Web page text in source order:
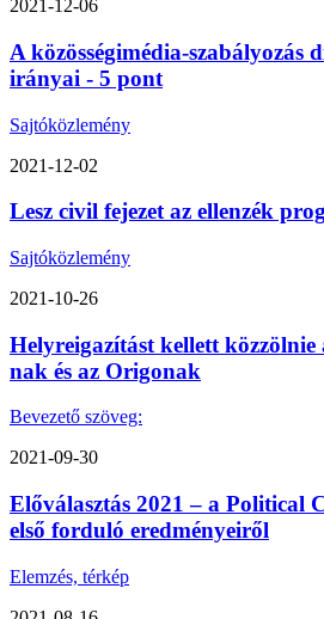
2021-12-06
A közösségimédia-szabályozás
irányai - 5 pont
Sajtóközlemény
2021-12-02
Lesz civil fejezet az ellenzék
Sajtóközlemény
2021-10-26
Helyreigazítást kellett közzölnie
nak és az Origonak
Bevezető szöveg:
2021-09-30
Előválasztás 2021 – a Political
első forduló eredményeiről
Elemzés, térkép